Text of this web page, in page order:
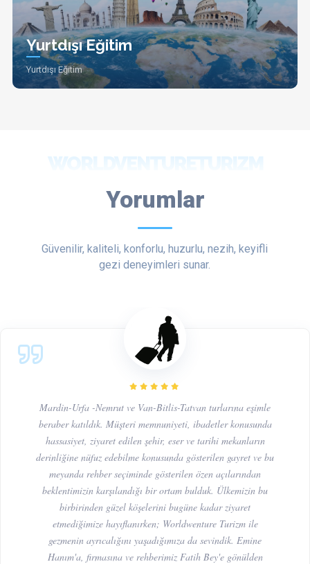
Yurtdışı Eğitim
Yurtdışı Eğitim
Yorumlar
WORLDVENTURETURIZM
Güvenilir, kaliteli, konforlu, huzurlu, nezih, keyifli
gezi deneyimleri sunar.
Mardin-Urfa -Nemrut ve Van-Bitlis-Tatvan turlarına eşimle
beraber katıldık. Müşteri memnuniyeti, ibadetler konusunda
hassasiyet, ziyaret edilen şehir, eser ve tarihi mekanların
derinliğine nüfuz edebilme konusunda gösterilen gayret ve bu
meyanda rehber seçiminde gösterilen özen açılarından
beklentimizin karşılandığı bir ortam bulduk. Ülkemizin bu
birbirinden güzel köşelerini bugüne kadar ziyaret
etmediğimize hayıflanırken; Worldwenture Turizm ile
gezmenin ayrıcalığını yaşadığımıza da sevindik. Emine
Hanım'a, firmasına ve rehberimiz Fatih Bey'e gönülden